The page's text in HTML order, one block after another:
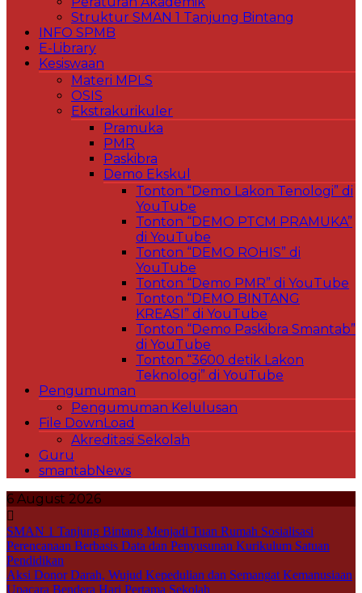
Struktur SMAN 1 Tanjung Bintang
INFO SPMB
E-Library
Kesiswaan
Materi MPLS
OSIS
Ekstrakurikuler
Pramuka
PMR
Paskibra
Demo Ekskul
Tonton “Demo Lakon Tenologi” di
YouTube
Tonton “DEMO PTCM PRAMUKA”
di YouTube
Tonton “DEMO ROHIS” di
YouTube
Tonton “Demo PMR” di YouTube
Tonton “DEMO BINTANG
KREASI” di YouTube
Tonton “Demo Paskibra Smantab”
di YouTube
Tonton “3600 detik Lakon
Teknologi” di YouTube
Pengumuman
Pengumuman Kelulusan
File DownLoad
Akreditasi Sekolah
Guru
smantabNews
6 August 2026
SMAN 1 Tanjung Bintang Menjadi Tuan Rumah Sosialisasi
Perencanaan Berbasis Data dan Penyusunan Kurikulum Satuan
Pendidikan
Aksi Donor Darah, Wujud Kepedulian dan Semangat Kemanusiaan
Upacara Bendera Hari Pertama Sekolah